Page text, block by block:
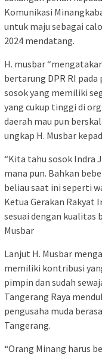
Komunikasi
untuk maju sebagai
2024 mendatang.
H. musbar
bertarung DPR RI
sosok yang memiliki
yang cukup tinggi di
daerah mau pun
ungkap H. Musbar
“Kita tahu sosok Indra
mana pun. Bahkan
beliau saat ini seperti
Ketua Gerakan Rakyat
sesuai dengan kualitas
Musbar
Lanjut H. Musbar
memiliki kontribusi
pimpin dan sudah
Tangerang Raya
pengusaha muda
Tangerang.
“Orang Minang harus